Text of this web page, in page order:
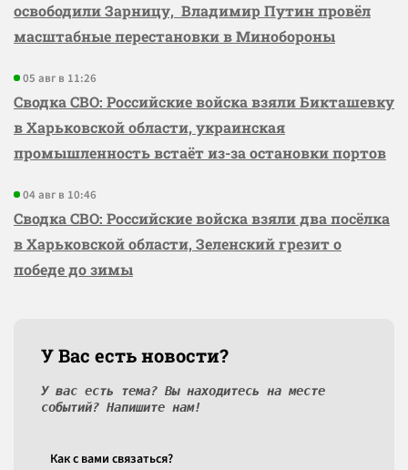
освободили Зарницу, Владимир Путин провёл
масштабные перестановки в Минобороны
05 авг в 11:26
Сводка СВО: Российские войска взяли Бикташевку
в Харьковской области, украинская
промышленность встаёт из-за остановки портов
04 авг в 10:46
Сводка СВО: Российские войска взяли два посёлка
в Харьковской области, Зеленский грезит о
победе до зимы
У Вас есть новости?
У вас есть тема? Вы находитесь на месте
событий? Напишите нам!
Как c вами связаться?